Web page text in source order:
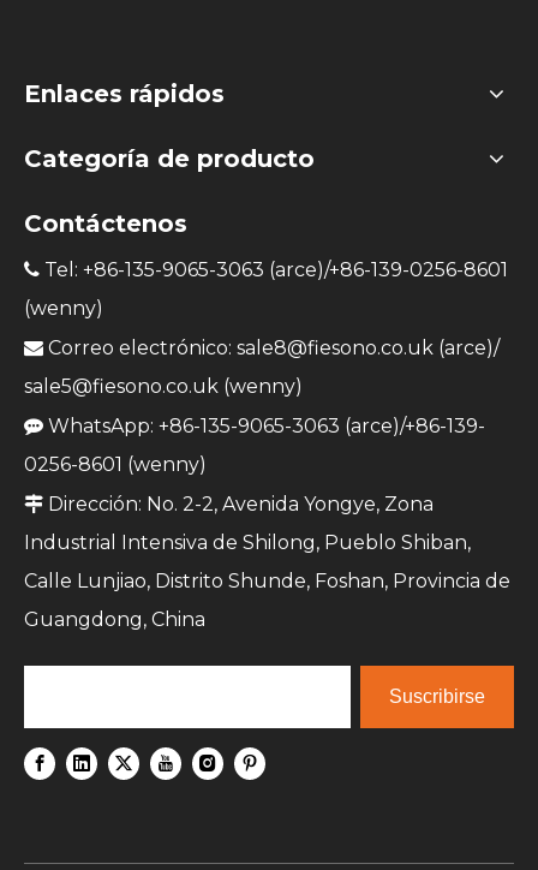
Enlaces rápidos
Categoría de producto
Contáctenos
 Tel: +86-135-9065-3063 (arce)/+86-139-0256-8601
(wenny)
 Correo electrónico: sale8@fiesono.co.uk (arce)/
sale5@fiesono.co.uk (wenny)
 WhatsApp: +86-135-9065-3063 (arce)/+86-139-
0256-8601 (wenny)
 Dirección: No. 2-2, Avenida Yongye, Zona
Industrial Intensiva de Shilong, Pueblo Shiban,
Calle Lunjiao, Distrito Shunde, Foshan, Provincia de
Guangdong, China
Suscribirse